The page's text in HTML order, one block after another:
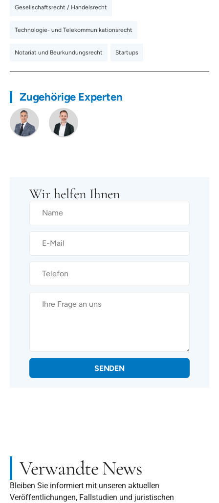
Gesellschaftsrecht / Handelsrecht
Technologie- und Telekommunikationsrecht
Notariat und Beurkundungsrecht Startups
Zugehörige Experten
Wir helfen Ihnen
SENDEN
Verwandte News
Bleiben Sie informiert mit unseren aktuellen
Veröffentlichungen, Fallstudien und juristischen